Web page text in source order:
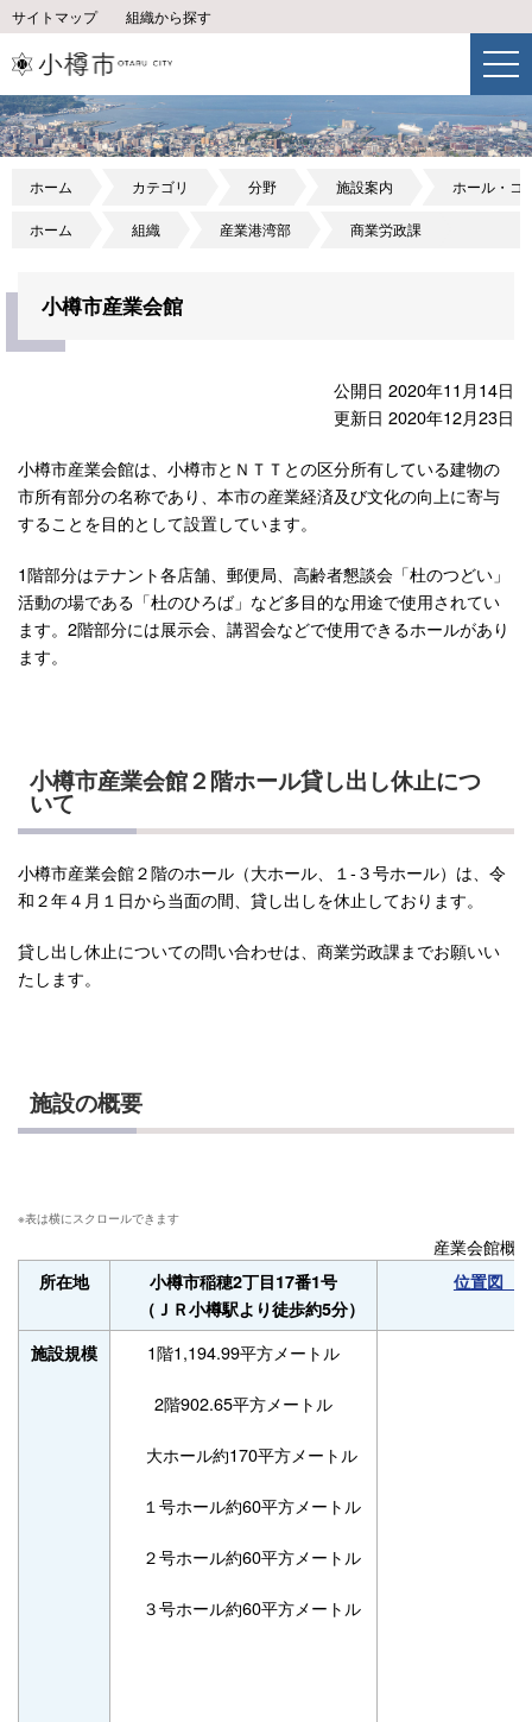
サイトマップ 組織から探す
ホーム カテゴリ 分野 施設案内 ホール・コ
ホーム 組織 産業港湾部 商業労政課
小樽市産業会館
公開日 2020年11月14日
更新日 2020年12月23日
小樽市産業会館は、小樽市とＮＴＴとの区分所有している建物の
市所有部分の名称であり、本市の産業経済及び文化の向上に寄与
することを目的として設置しています。
1階部分はテナント各店舗、郵便局、高齢者懇談会「杜のつどい」
活動の場である「杜のひろば」など多目的な用途で使用されてい
ます。2階部分には展示会、講習会などで使用できるホールがあり
ます。
小樽市産業会館２階ホール貸し出し休止につ
いて
小樽市産業会館２階のホール（大ホール、１-３号ホール）は、令
和２年４月１日から当面の間、貸し出しを休止しております。
貸し出し休止についての問い合わせは、商業労政課までお願いい
たします。
施設の概要
産業会館概要
所在地
小樽市稲穂2丁目17番1号
（ＪＲ小樽駅より徒歩約5分）
位置図（
施設規模 1階1,194.99平方メートル
2階902.65平方メートル
大ホール約170平方メートル
１号ホール約60平方メートル
２号ホール約60平方メートル
３号ホール約60平方メートル